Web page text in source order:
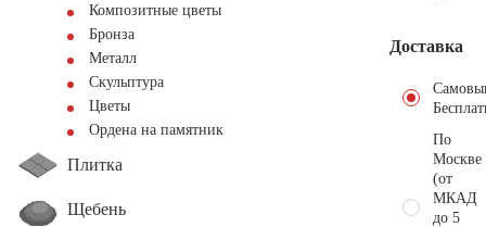
Композитные цветы
Бронза
Металл
Скульптура
Цветы
Ордена на памятник
Плитка
Щебень
Доставка
По
Москве
(от
МКАД
до 5